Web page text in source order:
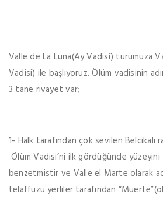
Valle de La Luna(Ay Vadisi) turumuza
Vadisi) ile başlıyoruz. Ölüm vadisinin
3 tane rivayet var;
1- Halk tarafından çok sevilen Belcikali
Ölüm Vadisi’ni ilk gördüğünde
benzetmistir ve Valle el Marte olarak
telaffuzu yerliler tarafından